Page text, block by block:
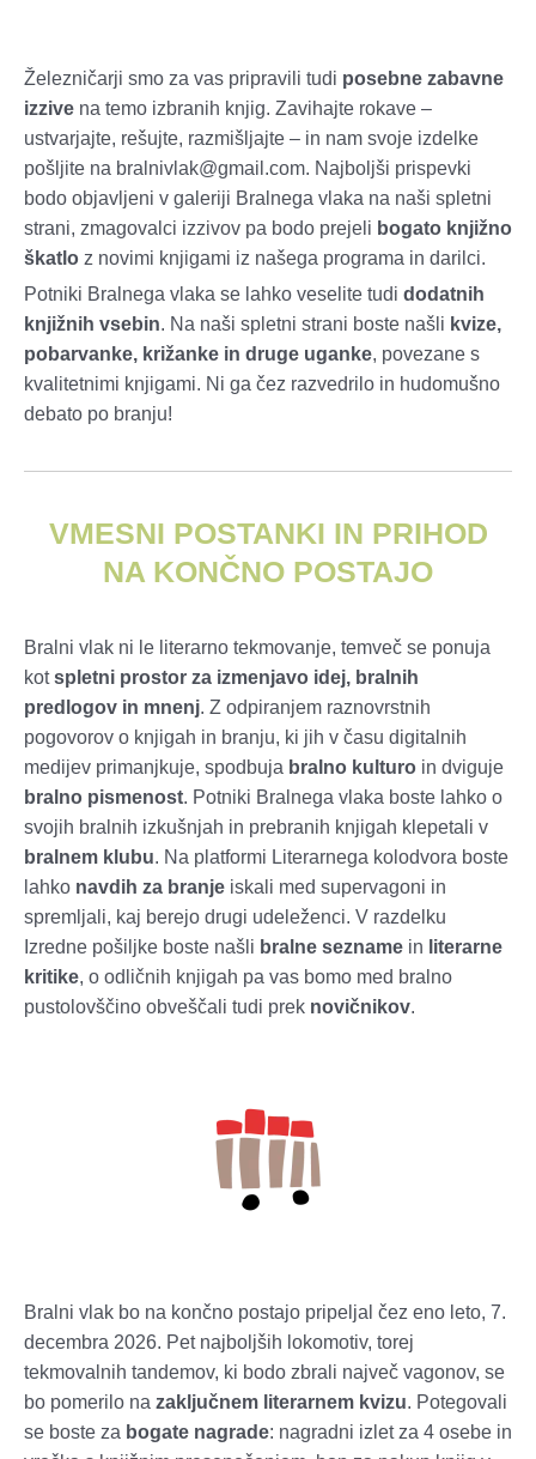
Železničarji smo za vas pripravili tudi posebne zabavne
izzive na temo izbranih knjig. Zavihajte rokave –
ustvarjajte, rešujte, razmišljajte – in nam svoje izdelke
pošljite na bralnivlak@gmail.com. Najboljši prispevki
bodo objavljeni v galeriji Bralnega vlaka na naši spletni
strani, zmagovalci izzivov pa bodo prejeli bogato knjižno
škatlo z novimi knjigami iz našega programa in darilci.
Potniki Bralnega vlaka se lahko veselite tudi dodatnih
knjižnih vsebin. Na naši spletni strani boste našli kvize,
pobarvanke, križanke in druge uganke, povezane s
kvalitetnimi knjigami. Ni ga čez razvedrilo in hudomušno
debato po branju!
VMESNI POSTANKI IN PRIHOD
NA KONČNO POSTAJO
Bralni vlak ni le literarno tekmovanje, temveč se ponuja
kotspletni prostor za izmenjavo idej, bralnih
predlogov in mnenj. Z odpiranjem raznovrstnih
pogovorov o knjigah in branju, ki jih v času digitalnih
medijev primanjkuje, spodbuja bralno kulturo in dviguje
bralno pismenost. Potniki Bralnega vlaka boste lahko o
svojih bralnih izkušnjah in prebranih knjigah klepetali v
bralnem klubu. Na platformi Literarnega kolodvora boste
lahko navdih za branje iskali med supervagoni in
spremljali, kaj berejo drugi udeleženci. V razdelku
Izredne pošiljke boste našli bralne sezname in literarne
kritike, o odličnih knjigah pa vas bomo med bralno
pustolovščino obveščali tudi prek novičnikov.
Bralni vlak bo na končno postajo pripeljal čez eno leto, 7.
decembra 2026. Pet najboljših lokomotiv, torej
tekmovalnih tandemov, ki bodo zbrali največ vagonov, se
bo pomerilo na zaključnem literarnem kvizu. Potegovali
se boste za bogate nagrade: nagradni izlet za 4 osebe in